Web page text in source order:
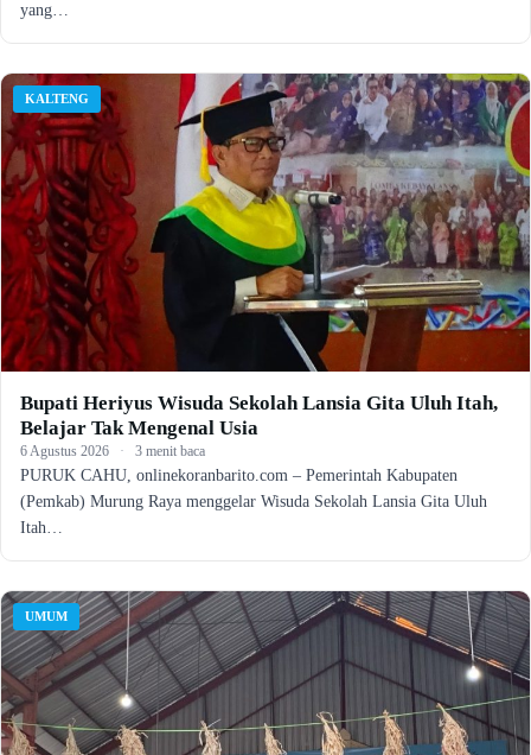
yang…
KALTENG
Bupati Heriyus Wisuda Sekolah Lansia Gita Uluh Itah,
Belajar Tak Mengenal Usia
6 Agustus 2026 · 3 menit baca
PURUK CAHU, onlinekoranbarito.com – Pemerintah Kabupaten
(Pemkab) Murung Raya menggelar Wisuda Sekolah Lansia Gita Uluh
Itah…
UMUM